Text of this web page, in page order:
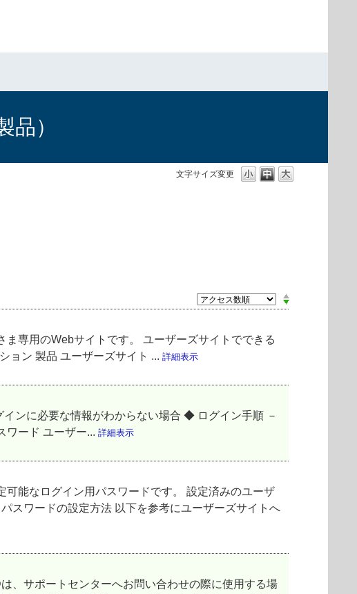
）
文字サイズ変更
専用のWebサイトです。 ユーザーズサイトでできる
ョン 製品 ユーザーズサイト ... 詳細表示
ンに必要な情報がわからない場合 ◆ ログイン手順 －
ード ユーザー... 詳細表示
能なログイン用パスワードです。 設定済みのユーザ
スワードの設定方法 以下を参考にユーザーズサイトへ
、サポートセンターへお問い合わせの際に使用する場